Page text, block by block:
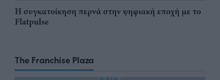
Η συγκατοίκηση περνά στην ψηφιακή εποχή με το
Flatpulse
The Franchise Plaza